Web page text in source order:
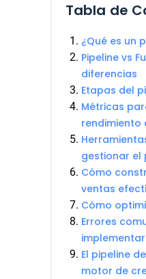
Tabla de
¿Qué es un
Pipeline vs
diferencias
Etapas del
Métricas
rendimiento
gestionar el
Cómo
ventas
Cómo
Errores
El pipeline
motor de